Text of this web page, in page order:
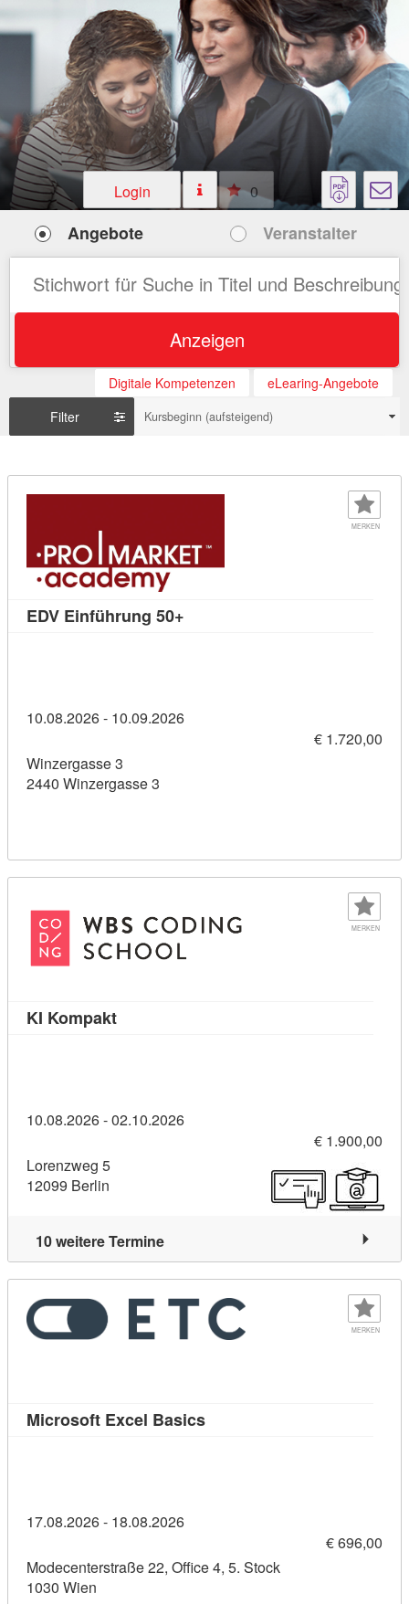
Login 0
Angebote Veranstalter
Anzeigen
Digitale Kompetenzen
eLearing-Angebote
Filter
Kursbeginn (aufsteigend)
MERKEN
EDV Einführung 50+
10.08.2026 - 10.09.2026
€ 1.720,00
Winzergasse 3
2440 Winzergasse 3
MERKEN
KI KompaktKursdetail: KI Kompakt (10531831)
10.08.2026 - 02.10.2026
€ 1.900,00
Lorenzweg 5
12099 Berlin
10 weitere Termine
MERKEN
Microsoft Excel BasicsKursdetail: Microsoft Excel
17.08.2026 - 18.08.2026
€ 696,00
Modecenterstraße 22, Office 4, 5. Stock
1030 Wien